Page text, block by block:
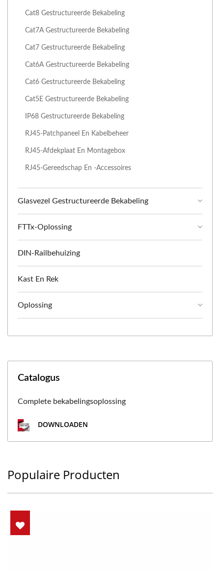
Cat8 Gestructureerde Bekabeling
Cat7A Gestructureerde Bekabeling
Cat7 Gestructureerde Bekabeling
Cat6A Gestructureerde Bekabeling
Cat6 Gestructureerde Bekabeling
Cat5E Gestructureerde Bekabeling
IP68 Gestructureerde Bekabeling
RJ45-Patchpaneel En Kabelbeheer
RJ45-Afdekplaat En Montagebox
RJ45-Gereedschap En -accessoires
Glasvezel Gestructureerde Bekabeling
FTTx-Oplossing
DIN-Railbehuizing
Kast En Rek
Oplossing
Catalogus
Complete bekabelingsoplossing
DOWNLOADEN
Populaire Producten